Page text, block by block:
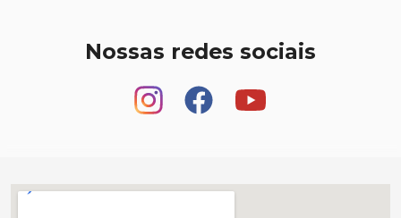
Nossas redes sociais